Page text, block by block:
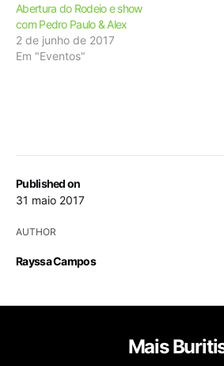
Published on
31 maio 2017
AUTHOR
Rayssa Campos
Abertura do Rodeio e show
com Pedro Paulo & Alex
2 de junho de 2017
Em "Eventos"
Mais